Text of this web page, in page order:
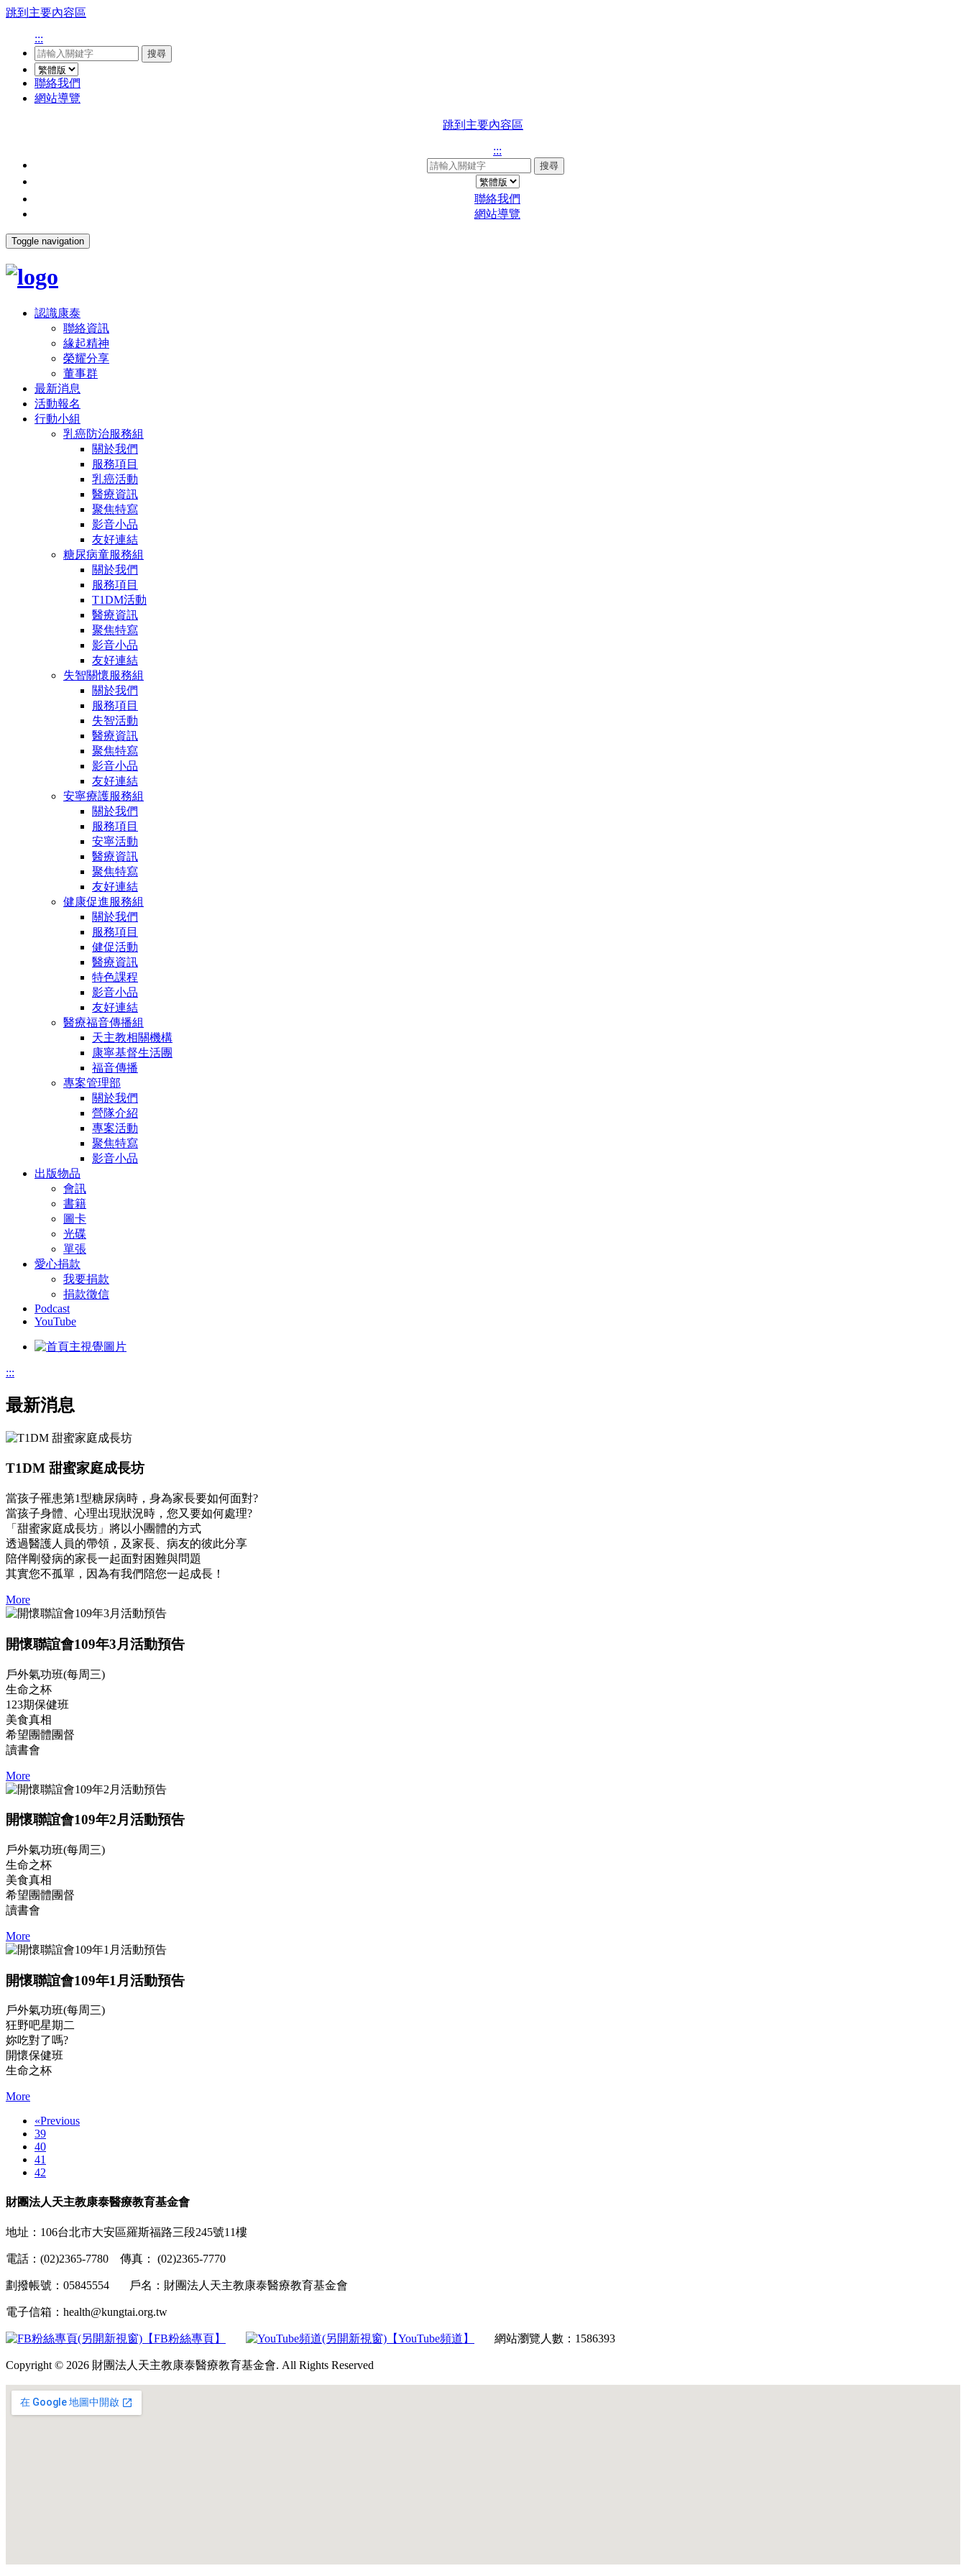
跳到主要內容區
:::
搜尋
聯絡我們
網站導覽
跳到主要內容區
:::
搜尋
聯絡我們
網站導覽
Toggle navigation
認識康泰
聯絡資訊
緣起精神
榮耀分享
董事群
最新消息
活動報名
行動小組
乳癌防治服務組
關於我們
服務項目
乳癌活動
醫療資訊
聚焦特寫
影音小品
友好連結
糖尿病童服務組
關於我們
服務項目
T1DM活動
醫療資訊
聚焦特寫
影音小品
友好連結
失智關懷服務組
關於我們
服務項目
失智活動
醫療資訊
聚焦特寫
影音小品
友好連結
安寧療護服務組
關於我們
服務項目
安寧活動
醫療資訊
聚焦特寫
友好連結
健康促進服務組
關於我們
服務項目
健促活動
醫療資訊
特色課程
影音小品
友好連結
醫療福音傳播組
天主教相關機構
康寧基督生活團
福音傳播
專案管理部
關於我們
營隊介紹
專案活動
聚焦特寫
影音小品
出版物品
會訊
書籍
圖卡
光碟
單張
愛心捐款
我要捐款
捐款徵信
Podcast
YouTube
:::
最新消息
T1DM 甜蜜家庭成長坊
當孩子罹患第1型糖尿病時，身為家長要如何面對?
當孩子身體、心理出現狀況時，您又要如何處理?
「甜蜜家庭成長坊」將以小團體的方式
透過醫護人員的帶領，及家長、病友的彼此分享
陪伴剛發病的家長一起面對困難與問題
其實您不孤單，因為有我們陪您一起成長！
More
開懷聯誼會109年3月活動預告
戶外氣功班(每周三)
生命之杯
123期保健班
美食真相
希望團體團督
讀書會
More
開懷聯誼會109年2月活動預告
戶外氣功班(每周三)
生命之杯
美食真相
希望團體團督
讀書會
More
開懷聯誼會109年1月活動預告
戶外氣功班(每周三)
狂野吧星期二
妳吃對了嗎?
開懷保健班
生命之杯
More
«Previous
39
40
41
42
財團法人天主教康泰醫療教育基金會
地址：106台北市大安區羅斯福路三段245號11樓
電話：(02)2365-7780 傳真： (02)2365-7770
劃撥帳號：05845554 戶名：財團法人天主教康泰醫療教育基金會
電子信箱：health@kungtai.org.tw
【FB粉絲專頁】 【YouTube頻道】 網站瀏覽人數：1586393
Copyright © 2026 財團法人天主教康泰醫療教育基金會. All Rights Reserved